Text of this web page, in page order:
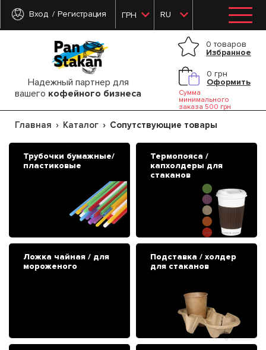
Вход Регистрация ГРН RU
Надежный партнер для
вашего кофейного бизнеса
0 товаров
Избранное
0 грн
Оформить
Сумма
минимального
заказа 500 грн
Главная Каталог Сопутствующие товары
Трубочки бумажные/
пластиковые
Термопояса /
капхолдеры для
стаканов
Ложка чайная / для
мороженого
Подставка / холдер
для стаканов